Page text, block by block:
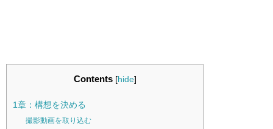
Contents [hide]
1章：構想を決める
撮影動画を取り込む